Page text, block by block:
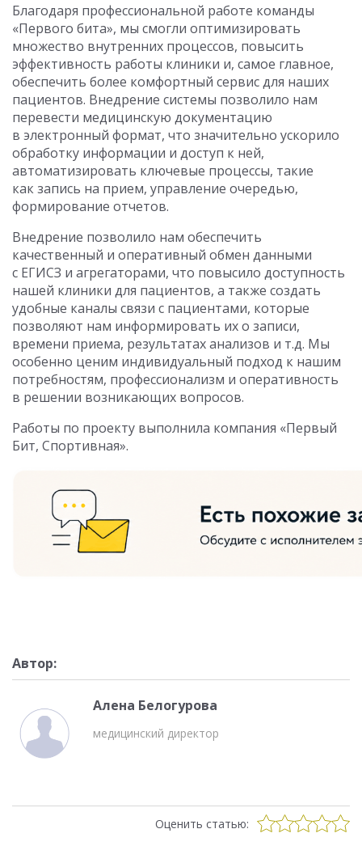
Благодаря профессиональной работе команды
«Первого бита», мы смогли оптимизировать
множество внутренних процессов, повысить
эффективность работы клиники и, самое главное,
обеспечить более комфортный сервис для наших
пациентов. Внедрение системы позволило нам
перевести медицинскую документацию
в электронный формат, что значительно ускорило
обработку информации и доступ к ней,
автоматизировать ключевые процессы, такие
как запись на прием, управление очередью,
формирование отчетов.
Внедрение позволило нам обеспечить
качественный и оперативный обмен данными
с ЕГИСЗ и агрегаторами, что повысило доступность
нашей клиники для пациентов, а также создать
удобные каналы связи с пациентами, которые
позволяют нам информировать их о записи,
времени приема, результатах анализов и т.д. Мы
особенно ценим индивидуальный подход к нашим
потребностям, профессионализм и оперативность
в решении возникающих вопросов.
Работы по проекту выполнила компания «Первый
Бит, Спортивная».
Автор:
Алена Белогурова
медицинский директор
Оценить статью: